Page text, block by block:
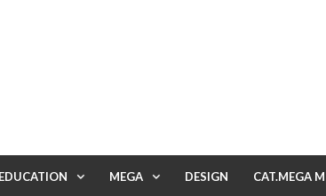
EDUCATION MEGA DESIGN CAT.MEGA